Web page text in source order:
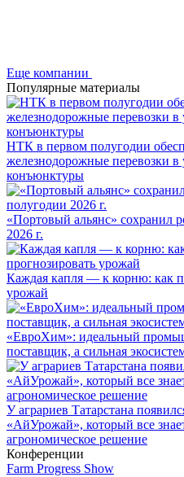
Еще компании
Популярные материалы
НТК в первом полугодии
железнодорожные перевозки в
конъюнктуры
«Портовый альянс» сохранил
2026 г.
Каждая капля — к корню: как
урожай
«ЕвроХим»: идеальный
поставщик, а сильная
У аграриев Татарстана
«АйУрожай», который все
агрономическое решение
Конференции
Farm Progress Show